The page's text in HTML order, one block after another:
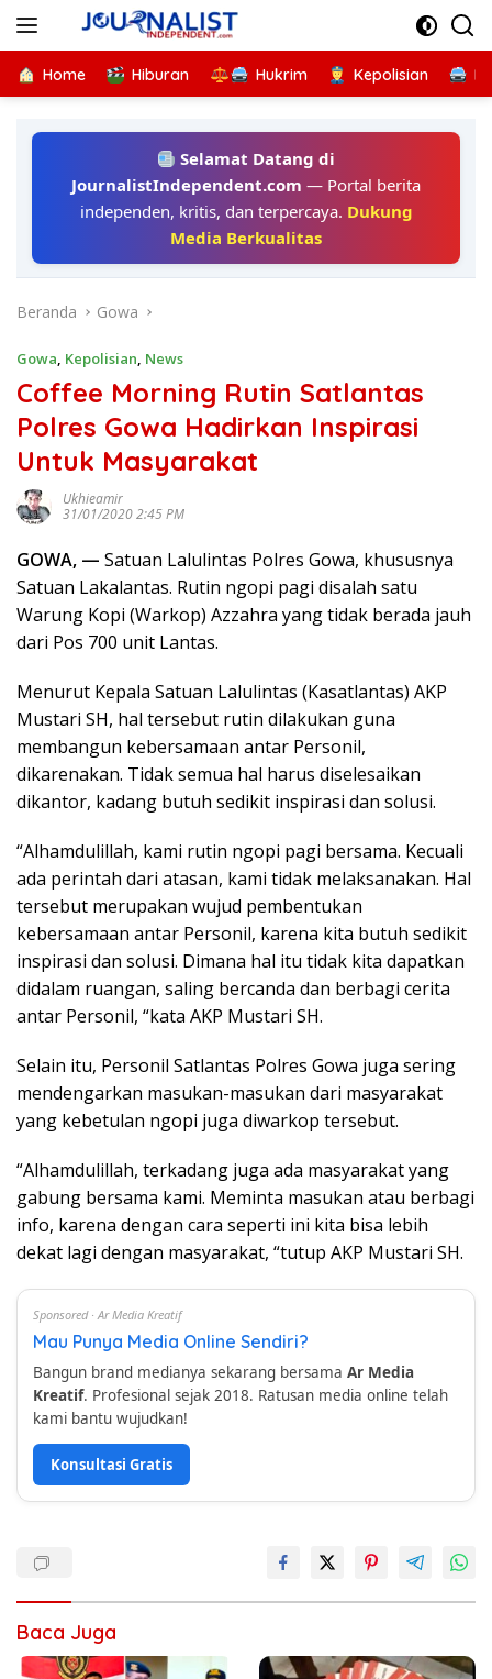
Home Hiburan Hukrim Kepolisian
Selamat Datang di
JournalistIndependent.com — Portal berita
independen, kritis, dan terpercaya. Dukung
Media Berkualitas
Beranda Gowa
Gowa, Kepolisian, News
Coffee Morning Rutin Satlantas
Polres Gowa Hadirkan Inspirasi
Untuk Masyarakat
Ukhieamir
31/01/2020 2:45 PM
GOWA, — Satuan Lalulintas Polres Gowa, khususnya
Satuan Lakalantas. Rutin ngopi pagi disalah satu
Warung Kopi (Warkop) Azzahra yang tidak berada jauh
dari Pos 700 unit Lantas.
Menurut Kepala Satuan Lalulintas (Kasatlantas) AKP
Mustari SH, hal tersebut rutin dilakukan guna
membangun kebersamaan antar Personil,
dikarenakan. Tidak semua hal harus diselesaikan
dikantor, kadang butuh sedikit inspirasi dan solusi.
“Alhamdulillah, kami rutin ngopi pagi bersama. Kecuali
ada perintah dari atasan, kami tidak melaksanakan. Hal
tersebut merupakan wujud pembentukan
kebersamaan antar Personil, karena kita butuh sedikit
inspirasi dan solusi. Dimana hal itu tidak kita dapatkan
didalam ruangan, saling bercanda dan berbagi cerita
antar Personil, “kata AKP Mustari SH.
Selain itu, Personil Satlantas Polres Gowa juga sering
mendengarkan masukan-masukan dari masyarakat
yang kebetulan ngopi juga diwarkop tersebut.
“Alhamdulillah, terkadang juga ada masyarakat yang
gabung bersama kami. Meminta masukan atau berbagi
info, karena dengan cara seperti ini kita bisa lebih
dekat lagi dengan masyarakat, “tutup AKP Mustari SH.
Sponsored · Ar Media Kreatif
Mau Punya Media Online Sendiri?
Bangun brand medianya sekarang bersama Ar Media
Kreatif. Profesional sejak 2018. Ratusan media online telah
kami bantu wujudkan!
Konsultasi Gratis
Baca Juga